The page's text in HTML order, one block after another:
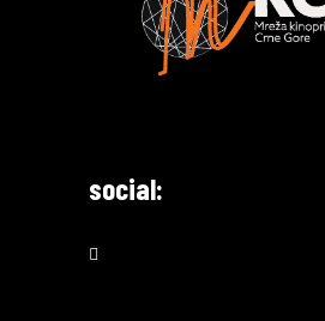
social: